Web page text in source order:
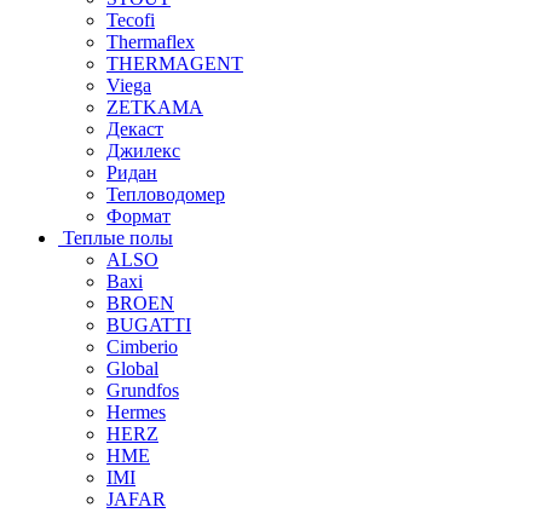
Tecofi
Thermaflex
THERMAGENT
Viega
ZETKAMA
Декаст
Джилекс
Ридан
Тепловодомер
Формат
Теплые полы
ALSO
Baxi
BROEN
BUGATTI
Cimberio
Global
Grundfos
Hermes
HERZ
HME
IMI
JAFAR